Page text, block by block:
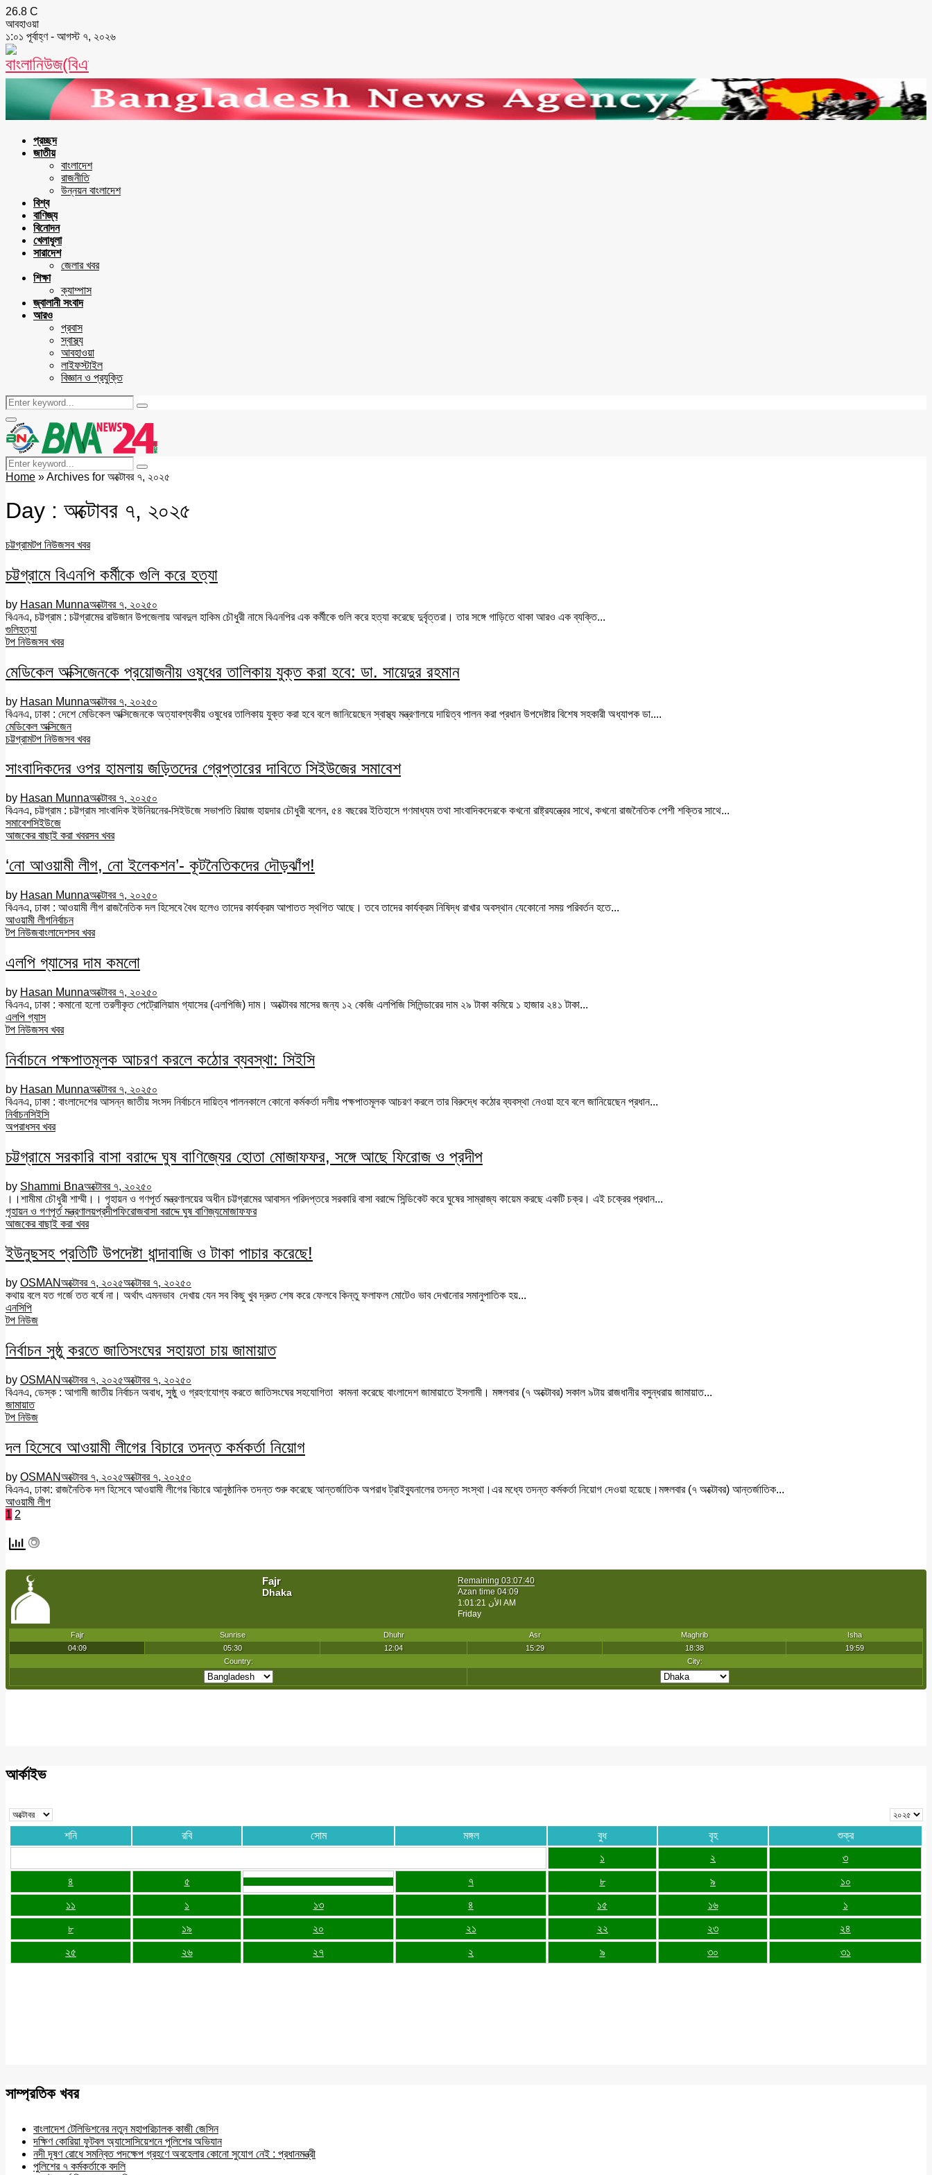
26.8 C
আবহাওয়া
১:০১ পূর্বাহ্ণ - আগস্ট ৭, ২০২৬
Facebook
Twitter
Youtube
প্রচ্ছদ
জাতীয়
বাংলাদেশ
রাজনীতি
উন্নয়ন বাংলাদেশ
বিশ্ব
বাণিজ্য
বিনোদন
খেলাধূলা
সারাদেশ
জেলার খবর
শিক্ষা
ক্যাম্পাস
জ্বালানী সংবাদ
আরও
প্রবাস
স্বাস্থ্য
আবহাওয়া
লাইফস্টাইল
বিজ্ঞান ও প্রযুক্তি
Search
for:
Search
Facebook
Twitter
Youtube
Primary
Menu
Search
for:
Search
Home »Archives for অক্টোবর ৭, ২০২৫
Day : অক্টোবর ৭, ২০২৫
চট্টগ্রামটপ নিউজসব খবর
চট্টগ্রামে বিএনপি কর্মীকে গুলি করে হত্যা
by Hasan Munnaঅক্টোবর ৭, ২০২৫০
বিএনএ, চট্টগ্রাম : চট্টগ্রামের রাউজান উপজেলায় আবদুল হাকিম চৌধুরী নামে বিএনপির এক কর্মীকে গুলি করে হত্যা করেছে দুর্বৃত্তরা। তার সঙ্গে গাড়িতে থাকা আরও এক ব্যক্তি...
গুলিহত্যা
টপ নিউজসব খবর
মেডিকেল অক্সিজেনকে প্রয়োজনীয় ওষুধের তালিকায় যুক্ত করা হবে: ডা. সায়েদুর রহমান
by Hasan Munnaঅক্টোবর ৭, ২০২৫০
বিএনএ, ঢাকা : দেশে মেডিকেল অক্সিজেনকে অত্যাবশ্যকীয় ওষুধের তালিকায় যুক্ত করা হবে বলে জানিয়েছেন স্বাস্থ্য মন্ত্রণালয়ে দায়িত্ব পালন করা প্রধান উপদেষ্টার বিশেষ সহকারী অধ্যাপক ডা....
মেডিকেল অক্সিজেন
চট্টগ্রামটপ নিউজসব খবর
সাংবাদিকদের ওপর হামলায় জড়িতদের গ্রেপ্তারের দাবিতে সিইউজের সমাবেশ
by Hasan Munnaঅক্টোবর ৭, ২০২৫০
বিএনএ, চট্টগ্রাম : চট্টগ্রাম সাংবাদিক ইউনিয়নের-সিইউজে সভাপতি রিয়াজ হায়দার চৌধুরী বলেন, ৫৪ বছরের ইতিহাসে গণমাধ্যম তথা সাংবাদিকদেরকে কখনো রাষ্ট্রযন্ত্রের সাথে, কখনো রাজনৈতিক পেশী শক্তির সাথে...
সমাবেশসিইউজে
আজকের বাছাই করা খবরসব খবর
‘নো আওয়ামী লীগ, নো ইলেকশন’- কূটনৈতিকদের দৌড়ঝাঁপ!
by Hasan Munnaঅক্টোবর ৭, ২০২৫০
বিএনএ, ঢাকা : আওয়ামী লীগ রাজনৈতিক দল হিসেবে বৈধ হলেও তাদের কার্যক্রম আপাতত স্থগিত আছে। তবে তাদের কার্যক্রম নিষিদ্ধ রাখার অবস্থান যেকোনো সময় পরিবর্তন হতে...
আওয়ামী লীগনির্বাচন
টপ নিউজবাংলাদেশসব খবর
এলপি গ্যাসের দাম কমলো
by Hasan Munnaঅক্টোবর ৭, ২০২৫০
বিএনএ, ঢাকা : কমানো হলো তরলীকৃত পেট্রোলিয়াম গ্যাসের (এলপিজি) দাম। অক্টোবর মাসের জন্য ১২ কেজি এলপিজি সিলিন্ডারের দাম ২৯ টাকা কমিয়ে ১ হাজার ২৪১ টাকা...
এলপি গ্যাস
টপ নিউজসব খবর
নির্বাচনে পক্ষপাতমূলক আচরণ করলে কঠোর ব্যবস্থা: সিইসি
by Hasan Munnaঅক্টোবর ৭, ২০২৫০
বিএনএ, ঢাকা : বাংলাদেশের আসন্ন জাতীয় সংসদ নির্বাচনে দায়িত্ব পালনকালে কোনো কর্মকর্তা দলীয় পক্ষপাতমূলক আচরণ করলে তার বিরুদ্ধে কঠোর ব্যবস্থা নেওয়া হবে বলে জানিয়েছেন প্রধান...
নির্বাচনসিইসি
অপরাধসব খবর
চট্টগ্রামে সরকারি বাসা বরাদ্দে ঘুষ বাণিজ্যের হোতা মোজাফফর, সঙ্গে আছে ফিরোজ ও প্রদীপ
by Shammi Bnaঅক্টোবর ৭, ২০২৫০
।।শামীমা চৌধুরী শাম্মী।। গৃহায়ন ও গণপূর্ত মন্ত্রণালয়ের অধীন চট্টগ্রামের আবাসন পরিদপ্তরে সরকারি বাসা বরাদ্দে সিন্ডিকেট করে ঘুষের সাম্রাজ্য কায়েম করছে একটি চক্র। এই চক্রের প্রধান...
গৃহায়ন ও গণপূর্ত মন্ত্রণালয়প্রদীপফিরোজবাসা বরাদ্দে ঘুষ বাণিজ্যমোজাফফর
আজকের বাছাই করা খবর
ইউনুছসহ প্রতিটি উপদেষ্টা ধান্দাবাজি ও টাকা পাচার করেছে!
by OSMANঅক্টোবর ৭, ২০২৫অক্টোবর ৭, ২০২৫০
কথায় বলে যত গর্জে তত বর্ষে না। অর্থাৎ এমনভাব দেখায় যেন সব কিছু খুব দ্রুত শেষ করে ফেলবে কিন্তু ফলাফল মোটেও ভাব দেখানোর সমানুপাতিক হয়...
এনসিপি
টপ নিউজ
নির্বাচন সুষ্ঠু করতে জাতিসংঘের সহায়তা চায় জামায়াত
by OSMANঅক্টোবর ৭, ২০২৫অক্টোবর ৭, ২০২৫০
বিএনএ, ডেস্ক : আগামী জাতীয় নির্বাচন অবাধ, সুষ্ঠু ও গ্রহণযোগ্য করতে জাতিসংঘের সহযোগিতা কামনা করেছে বাংলাদেশ জামায়াতে ইসলামী। মঙ্গলবার (৭ অক্টোবর) সকাল ৯টায় রাজধানীর বসুন্ধরায় জামায়াত...
জামায়াত
টপ নিউজ
দল হিসেবে আওয়ামী লীগের বিচারে তদন্ত কর্মকর্তা নিয়োগ
by OSMANঅক্টোবর ৭, ২০২৫অক্টোবর ৭, ২০২৫০
বিএনএ, ঢাকা: রাজনৈতিক দল হিসেবে আওয়ামী লীগের বিচারে আনুষ্ঠানিক তদন্ত শুরু করেছে আন্তর্জাতিক অপরাধ ট্রাইব্যুনালের তদন্ত সংস্থা।এর মধ্যে তদন্ত কর্মকর্তা নিয়োগ দেওয়া হয়েছে।মঙ্গলবার (৭ অক্টোবর) আন্তর্জাতিক...
আওয়ামী লীগ
Posts
pagination
1 2
আর্কাইভ
শনি রবি সোম মঙ্গল বুধ বৃহ
শুক্র
১
২
৩
৪
৫ ৭ ৮ ৯
১০
১১
১ ১৩ ৪ ১৫ ১৬
১
৮
১৯ ২০ ২১ ২২ ২৩
২৪
২৫
২৬ ২৭ ২ ৯ ৩০ ৩১
সাম্প্রতিক খবর
বাংলাদেশ টেলিভিশনের নতুন মহাপরিচালক কাজী জেসিন
দক্ষিণ কোরিয়া ফুটবল অ্যাসোসিয়েশনে পুলিশের অভিযান
নদী দূষণ রোধে সমন্বিত পদক্ষেপ গ্রহণে অবহেলার কোনো সুযোগ নেই : প্রধানমন্ত্রী
পুলিশের ৭ কর্মকর্তাকে বদলি